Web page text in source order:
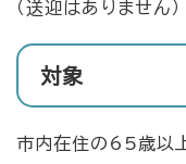
（送迎はありません）
対象
市内在住の65歳以